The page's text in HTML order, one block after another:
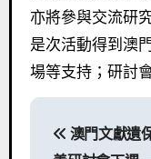
亦將參與交流研
是次活動得到澳
場等支持；研討
文
章
澳門文獻遺